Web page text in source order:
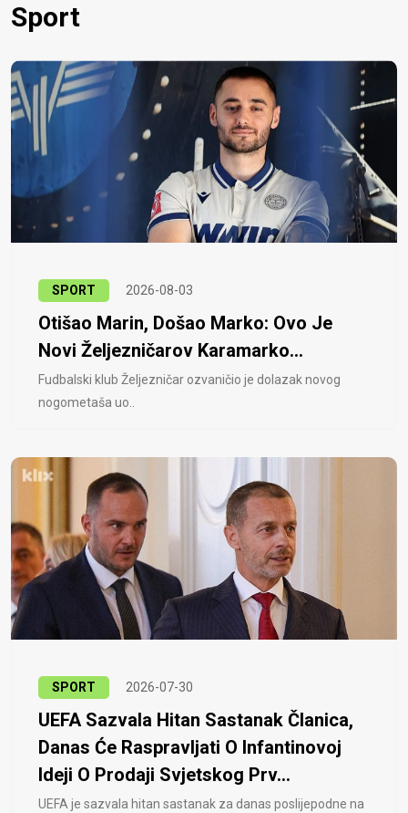
Sport
SPORT 2026-08-03
Otišao Marin, Došao Marko: Ovo Je
Novi Željezničarov Karamarko...
Fudbalski klub Željezničar ozvaničio je dolazak novog
nogometaša uo..
SPORT 2026-07-30
UEFA Sazvala Hitan Sastanak Članica,
Danas Će Raspravljati O Infantinovoj
Ideji O Prodaji Svjetskog Prv...
UEFA je sazvala hitan sastanak za danas poslijepodne na